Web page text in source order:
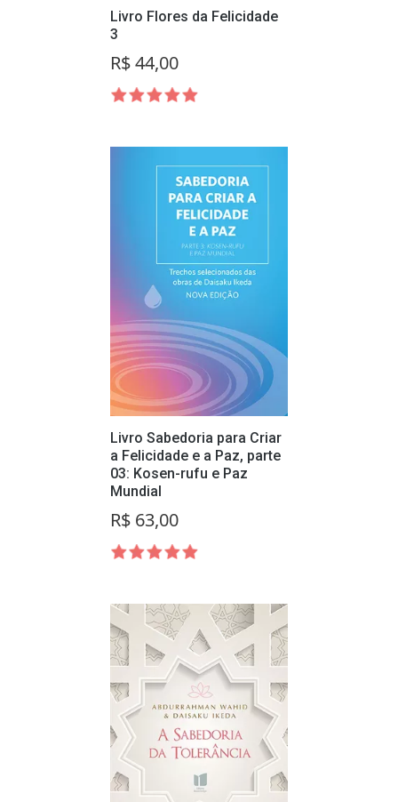
Livro Flores da Felicidade
3
R$ 44,00
Livro Sabedoria para Criar
a Felicidade e a Paz, parte
03: Kosen-rufu e Paz
Mundial
R$ 63,00